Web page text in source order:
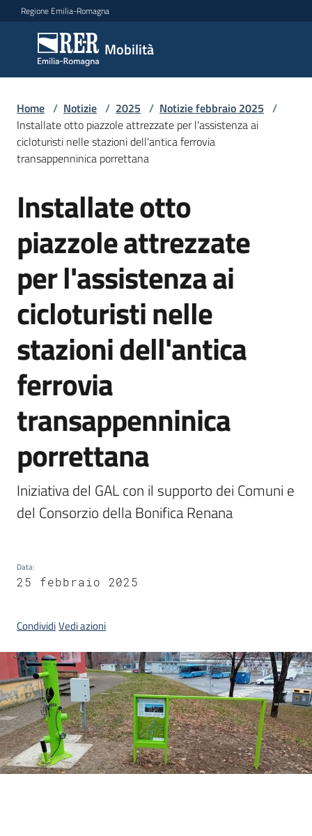
Vai al contenuto
Vai alla navigazione
Vai al footer
Regione Emilia-Romagna
Mobilità
Mobilità
Argomenti
Novità
Servizi
Leggi
Atti
Bandi
Piani
Programmi
Progetti
Osservatorio
educazione
sicurezza
stradale
Seguici
su
Home / Notizie / 2025 / Notizie febbraio 2025 /
Installate otto piazzole attrezzate per l'assistenza ai
cicloturisti nelle stazioni dell'antica ferrovia
transappenninica porrettana
Salta al contenuto
Installate otto
piazzole attrezzate
per l'assistenza ai
cicloturisti nelle
stazioni dell'antica
ferrovia
transappenninica
porrettana
Iniziativa del GAL con il supporto dei Comuni e
del Consorzio della Bonifica Renana
Data:
25 febbraio 2025
CondividiVedi azioni